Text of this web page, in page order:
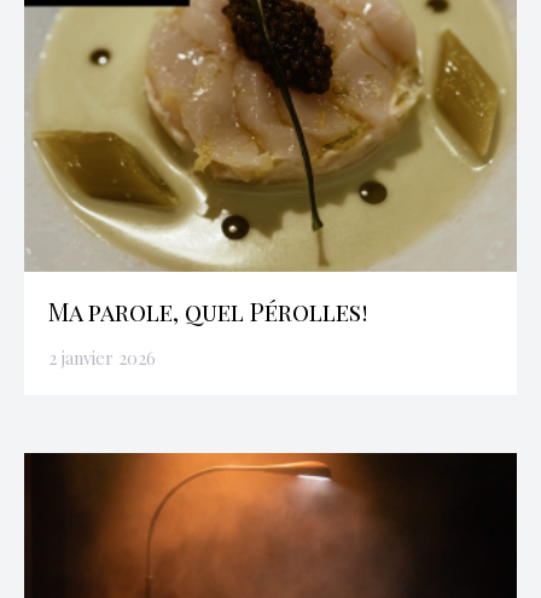
Ma parole, quel Pérolles!
2 janvier 2026